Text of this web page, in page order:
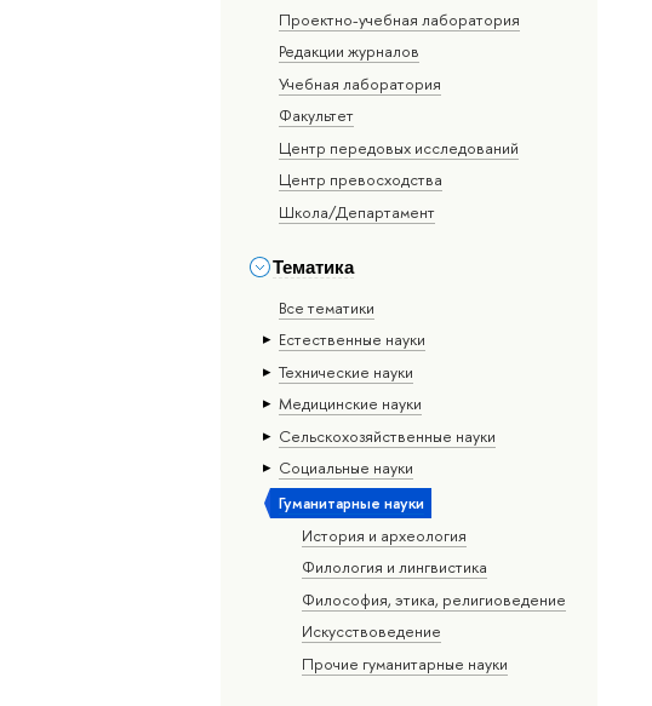
Проектно-учебная лаборатория
Редакции журналов
Учебная лаборатория
Факультет
Центр передовых исследований
Центр превосходства
Школа/Департамент
Тематика
Все тематики
Естественные науки
Тех­ничес­кие науки
Медицинские науки
Сельскохозяйственные науки
Социальные науки
Гуманитарные науки
История и археология
Филология и лингвистика
Философия, этика, религиоведение
Искусствоведение
Прочие гуманитарные науки